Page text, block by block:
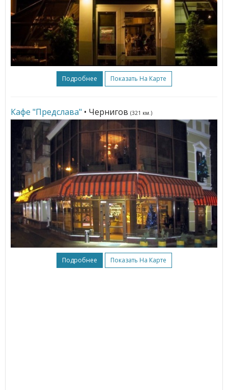
Подробнее Показать На Карте
Кафе "Предслава" • Чернигов (321 км.)
Подробнее Показать На Карте